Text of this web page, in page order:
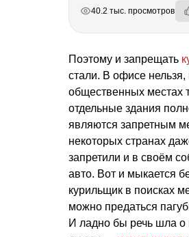
40.2 тыс. просмотров
Поэтому и запрещать
стали. В офисе нельзя,
общественных местах
отдельные здания
являются запретным
некоторых странах
запретили и в своём
авто. Вот и мыкается
курильщик в поисках
можно предаться
И ладно бы речь шла о